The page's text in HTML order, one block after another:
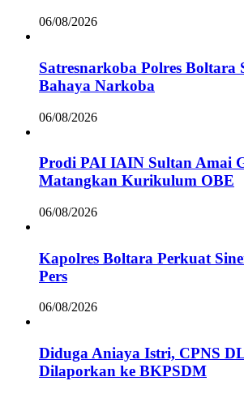
06/08/2026
Satresnarkoba Polres Boltara
Bahaya Narkoba
06/08/2026
Prodi PAI IAIN Sultan Amai
Matangkan Kurikulum OBE
06/08/2026
Kapolres Boltara Perkuat
Pers
06/08/2026
Diduga Aniaya Istri, CPNS
Dilaporkan ke BKPSDM